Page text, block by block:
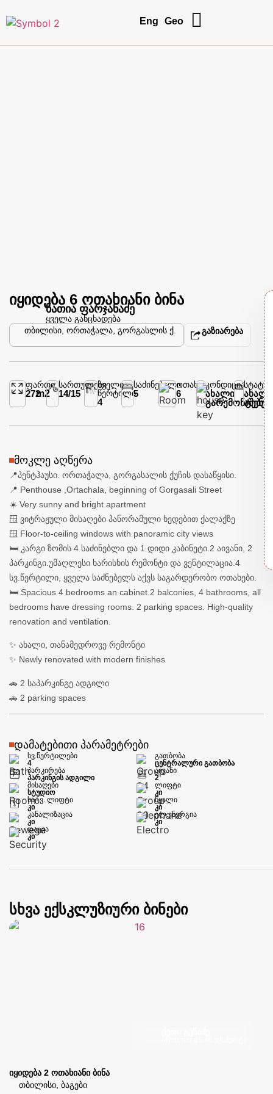
Eng Geo
იყიდება 6 ოთახიანი ბინა
ნათია ფარჯანაძე
ყველა განცხადება
თბილისი, ორთაჭალა, გორგასლის ქ.
გაზიარება
ფართი
272m2
სართულები
14/15
სველი
წერტილი
4
საძინებელი
5
ოთახი
6
კონდიცია
ახალი
ახალი
მოკლე აღწერა
📍პენტჰაუსი. ორთაჭალა, გორგასალის ქუჩის დასაწყისი.
📍 Penthouse ,Ortachala, beginning of Gorgasali Street
☀️ Very sunny and bright apartment
🪟 ვიტრაჟული მისაღები პანორამული ხედებით ქალაქზე
🪟 Floor-to-ceiling windows with panoramic city views
🛏️ კარგი ზომის 4 საძინებლი და 1 დიდი კაბინეტი.2 აივანი, 2
პარკინგი.უმაღლესი ხარისხის რემონტი და ვენტილაცია.4
სვ.წერტილი, ყველა საძნებელს აქვს საგარდერობო ოთახები.
🛏️ Spacious 4 bedrooms an cabinet.2 balconies, 4 bathrooms, all
bedrooms have dressing rooms. 2 parking spaces. High-quality
renovation and ventilation.
✨ ახალი, თანამედროვე რემონტი
✨ Newly renovated with modern finishes
🚗 2 საპარკინგე ადგილი
🚗 2 parking spaces
დამატებითი პარამეტრები
სვ.წერტილები
4
გათბობა
ცენტრალური გათბობა
პარკირება
პარკინგის ადგილი
აივანი
2
მისაღები
სტუდიო
ლიფტი
კი
სატვ. ლიფტი
კი
წყალი
კი
კანალიზაცია
კი
ელ.ენერგია
კი
დაცვა
კი
სხვა ექსკლუზიური ბინები
იყიდება 2 ოთახიანი ბინა
თბილისი, ბაგები